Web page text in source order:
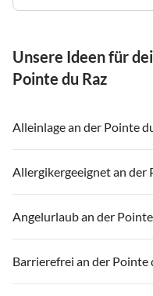
Unsere Ideen für
Pointe du Raz
Alleinlage an der Pointe
Allergikergeeignet an der
Angelurlaub an der
Barrierefrei an der Pointe